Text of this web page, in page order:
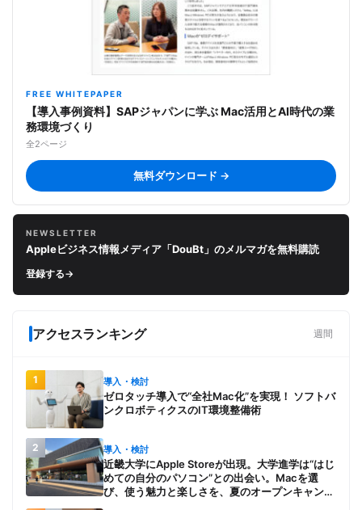
FREE WHITEPAPER
【導入事例資料】SAPジャパンに学ぶ Mac活用とAI時代の業
務環境づくり
全2ページ
無料ダウンロード →
NEWSLETTER
Appleビジネス情報メディア「DouBt」のメルマガを無料購読
登録する→
アクセスランキング 週間
1 導入・検討
ゼロタッチ導入で“全社Mac化”を実現！ ソフトバ
ンクロボティクスのIT環境整備術
2 導入・検討
近畿大学にApple Storeが出現。大学進学は“はじ
めての自分のパソコン”との出会い。Macを選
び、使う魅力と楽しさを、夏のオープンキャンパ